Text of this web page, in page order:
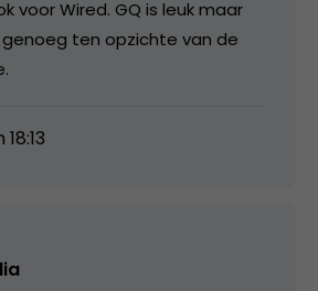
voor Wired. GQ is leuk maar
ten opzichte van de